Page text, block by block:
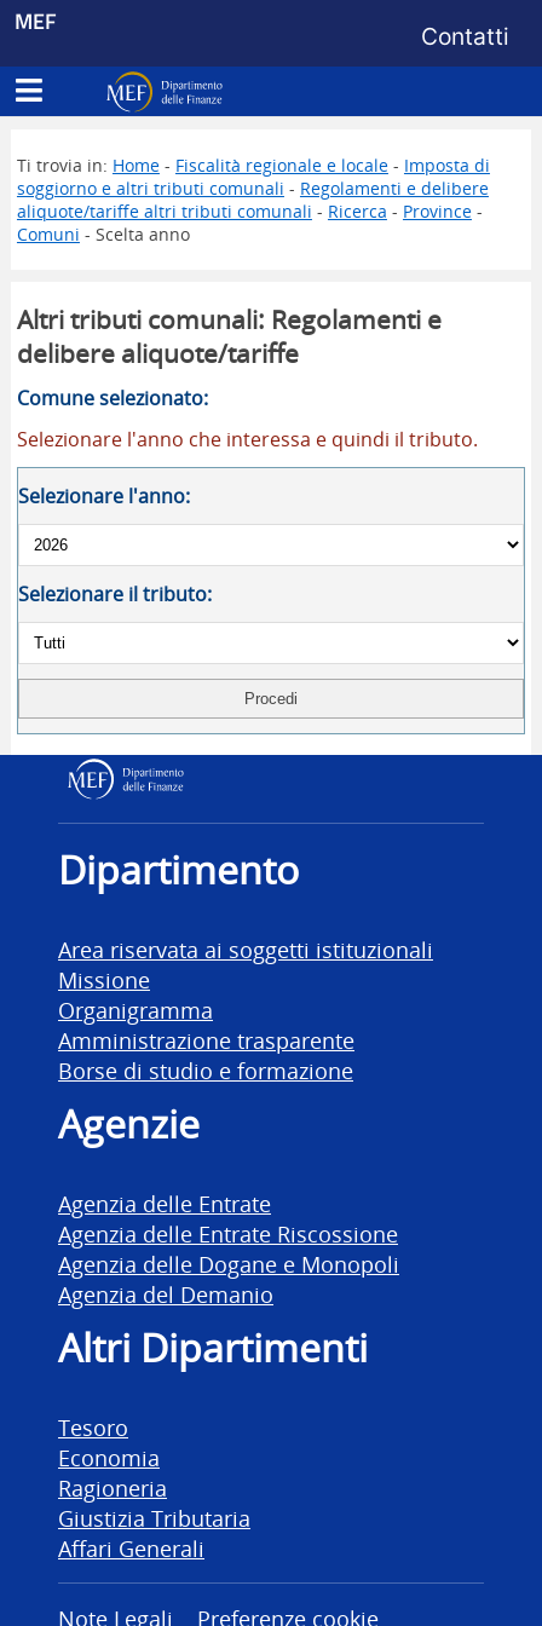
MEF Menu di
Contatti
Apri menu principale
Dipartimento delle Finanze
Ti trovia in: Home- Fiscalità regionale e locale- Imposta di
soggiorno e altri tributi comunali - Regolamenti e delibere
aliquote/tariffe altri tributi comunali - Ricerca - Province-
Comuni - Scelta anno
Altri tributi comunali: Regolamenti e
delibere aliquote/tariffe
Comune selezionato:
Selezionare l'anno che interessa e quindi il tributo.
Selezionare l'anno:
Selezionare il tributo:
Dipartimento delle
Dipartimento
Area riservata ai soggetti istituzionali
Missione
Organigramma
Amministrazione trasparente
Borse di studio e formazione
Agenzie
Agenzia delle Entrate
Agenzia delle Entrate Riscossione
Agenzia delle Dogane e Monopoli
Agenzia del Demanio
Altri Dipartimenti
Tesoro
Economia
Ragioneria
Giustizia Tributaria
Affari Generali
Note Legali Preferenze cookie